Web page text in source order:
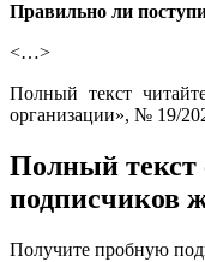
Правильно ли
<…>
Полный текст
организации», № 19/
Полный текст
подписчиков
Получите пробную